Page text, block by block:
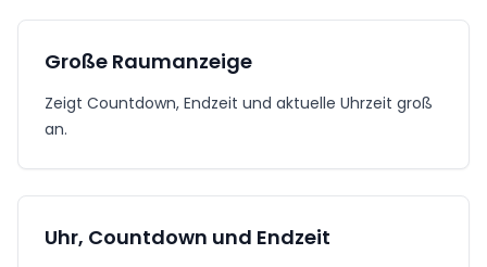
Große Raumanzeige
Zeigt Countdown, Endzeit und aktuelle Uhrzeit groß
an.
Uhr, Countdown und Endzeit